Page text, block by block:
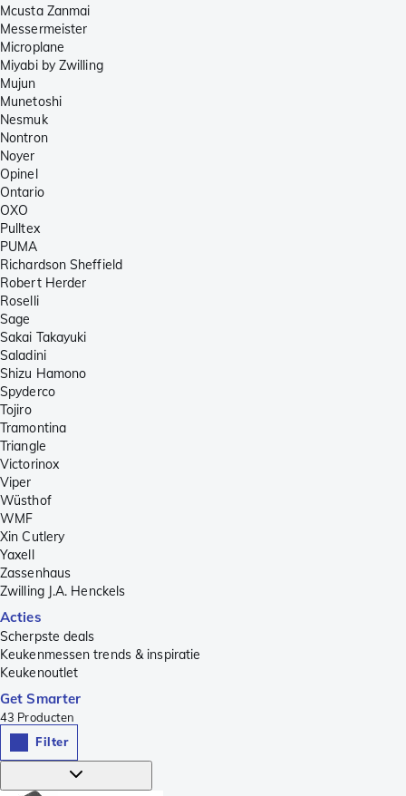
Mcusta Zanmai
Messermeister
Microplane
Miyabi by Zwilling
Mujun
Munetoshi
Nesmuk
Nontron
Noyer
Opinel
Ontario
OXO
Pulltex
PUMA
Richardson Sheffield
Robert Herder
Roselli
Sage
Sakai Takayuki
Saladini
Shizu Hamono
Spyderco
Tojiro
Tramontina
Triangle
Victorinox
Viper
Wüsthof
WMF
Xin Cutlery
Yaxell
Zassenhaus
Zwilling J.A. Henckels
Acties
Scherpste deals
Keukenmessen trends & inspiratie
Keukenoutlet
Get Smarter
43 Producten
Filter